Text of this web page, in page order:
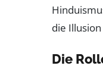
die
Die